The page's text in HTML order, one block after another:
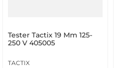
Tester Tactix 19 Mm 125-
250 V 405005
TACTIX